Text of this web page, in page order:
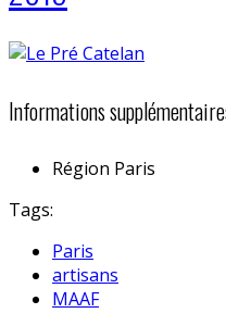
Informations
Région Paris
Tags:
Paris
artisans
MAAF